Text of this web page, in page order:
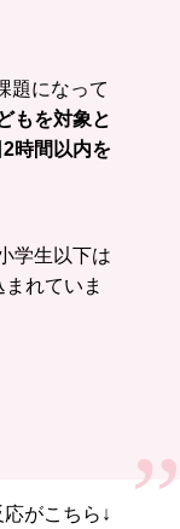
題になって
もを対象と
時間以内を
学生以下は
れていま
がこちら↓